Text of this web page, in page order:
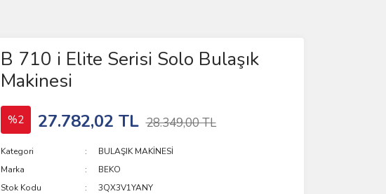
B 710 i Elite Serisi Solo Bulaşık
Makinesi
%2 27.782,02 TL 28.349,00 TL
Kategori
BULAŞIK MAKİNESİ
Marka
BEKO
Stok Kodu
3QX3V1YANY